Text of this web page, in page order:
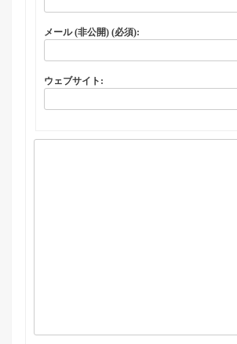
メール (非公開) (必須):
ウェブサイト: